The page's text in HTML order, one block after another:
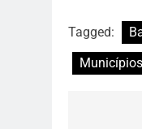
Tagged:
Municípios